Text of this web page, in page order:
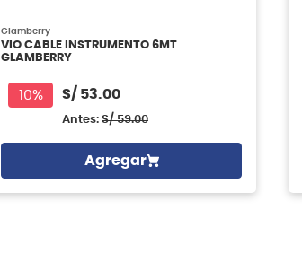
Glamberry
VIO CABLE INSTRUMENTO 6MT
GLAMBERRY
10% S/ 53.00
Antes: S/ 59.00
Agregar